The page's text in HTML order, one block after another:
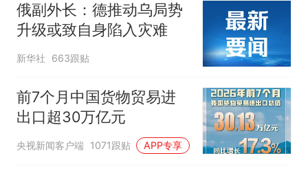
俄副外长：德推动乌局势
升级或致自身陷入灾难
新华社 663跟贴
前7个月中国货物贸易进
出口超30万亿元
央视新闻客户端 1071跟贴 APP专享